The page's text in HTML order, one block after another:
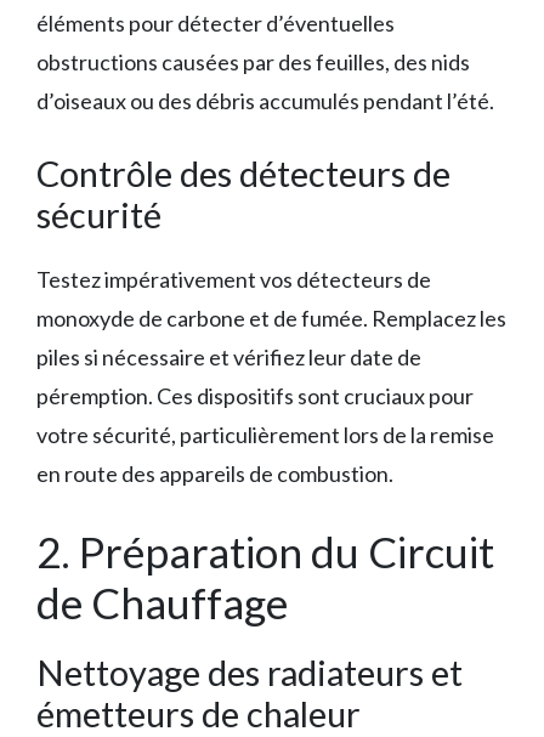
éléments pour détecter d’éventuelles
obstructions causées par des feuilles, des nids
d’oiseaux ou des débris accumulés pendant l’été.
Contrôle des détecteurs de
sécurité
Testez impérativement vos détecteurs de
monoxyde de carbone et de fumée. Remplacez les
piles si nécessaire et vérifiez leur date de
péremption. Ces dispositifs sont cruciaux pour
votre sécurité, particulièrement lors de la remise
en route des appareils de combustion.
2. Préparation du Circuit
de Chauffage
Nettoyage des radiateurs et
émetteurs de chaleur